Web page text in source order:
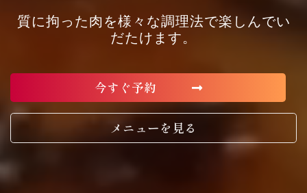
質に拘った肉を様々な調理法で楽しんでい
だたけます。
今すぐ予約
メニューを見る